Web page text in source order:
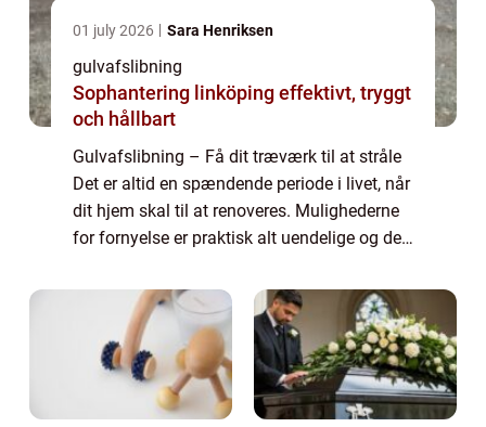
01 july 2026 Sara Henriksen
gulvafslibning
Sophantering linköping effektivt, tryggt
och hållbart
Gulvafslibning – Få dit træværk til at stråle
Det er altid en spændende periode i livet, når
dit hjem skal til at renoveres. Mulighederne
for fornyelse er praktisk alt uendelige og det
sikre det bedst...